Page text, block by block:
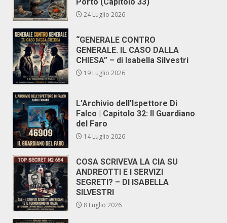
24 Luglio 2026
“GENERALE CONTRO
GENERALE. IL CASO DALLA
CHIESA” – di Isabella Silvestri
19 Luglio 2026
L’Archivio dell’Ispettore Di
Falco | Capitolo 32: Il Guardiano
del Faro
14 Luglio 2026
COSA SCRIVEVA LA CIA SU
ANDREOTTI E I SERVIZI
SEGRETI? – DI ISABELLA
SILVESTRI
8 Luglio 2026